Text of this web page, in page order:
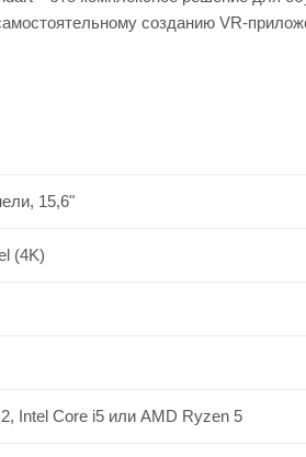
созданию VR-
15,6"
(4K)
Intel Core i5 или AMD Ryzen 5